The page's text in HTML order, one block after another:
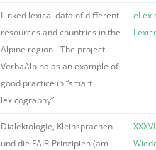
Linked lexical data of different
resources and countries in the
Alpine region - The project
VerbaAlpina as an example of
good practice in “smart
lexicography”
eLex
Dialektologie, Kleinsprachen
und die FAIR-Prinzipien (am